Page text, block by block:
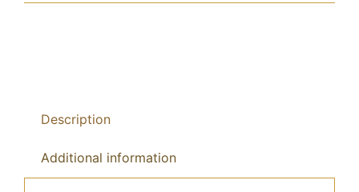
Description
Additional information